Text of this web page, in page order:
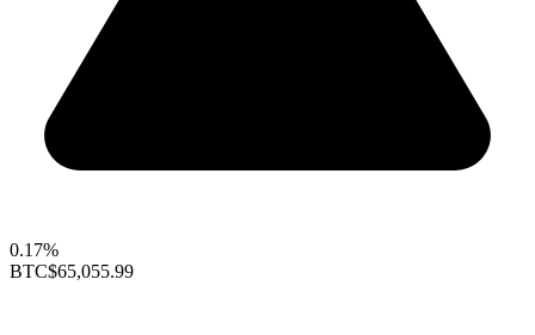
0.17%
BTC$65,055.99